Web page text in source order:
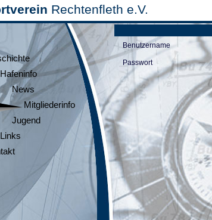
Rechtenfleth e.V.
Hafeninfo
News
Mitgliederinfo
Jugend
Links
Benutzername
Passwort